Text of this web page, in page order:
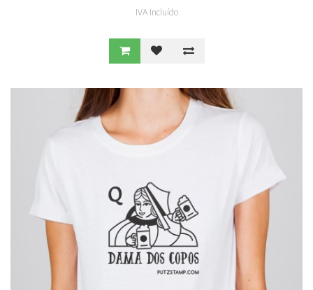
IVA Incluído